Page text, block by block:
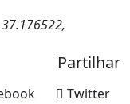
37.176522,
Partilhar
Twitter